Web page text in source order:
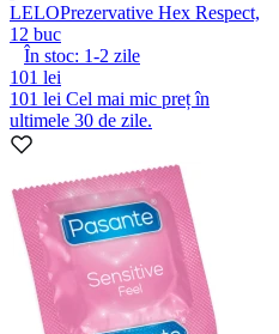
LELOPrezervative Hex Respect,
12 buc
În stoc: 1-2 zile
101 lei
101 lei Cel mai mic preț în
ultimele 30 de zile.